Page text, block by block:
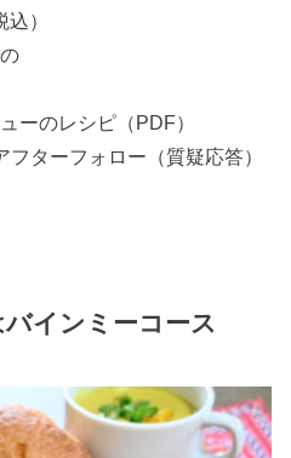
）
ーのレシピ（PDF）
フターフォロー（質疑応答）
インミーコース